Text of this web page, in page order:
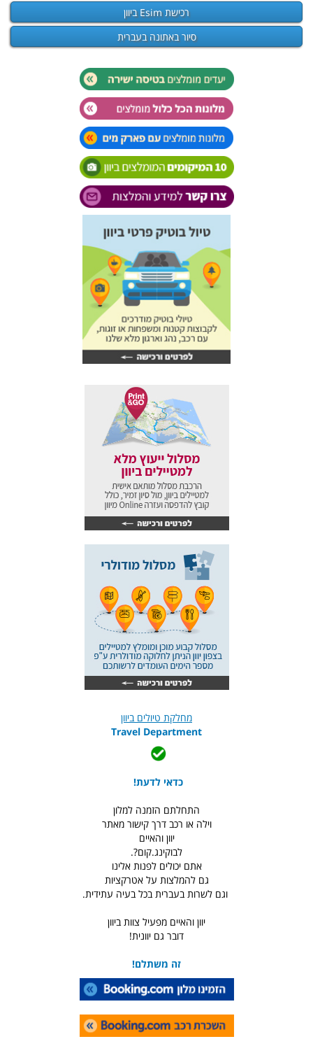
רכישת Esim ביוון
סיור באתונה בעברית
מחלקת טיולים ביוון
Travel Department
כדאי לדעת!
התחלתם הזמנה למלון
וילה או רכב דרך קישור מאתר
יוון והאיים
לבוקינג.קום?.
אתם יכולים לפנות אלינו
גם להמלצות על אטרקציות
וגם לשרות בעברית בכל בעיה עתידית.
יוון והאיים מפעיל צוות ביוון
דובר גם יוונית!
זה משתלם!